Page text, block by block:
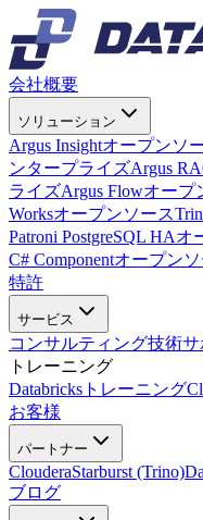
会社概要
ソリューション
Argus Insightオープンソ
ンタープライズArgus
ライズArgus Flowオープ
Worksオープンソース
Patroni PostgreSQL HAオ
C# Componentオープン
特許
サービス
コンサルティング技術サ
トレーニング
Databricksトレーニング
お客様
パートナー
ClouderaStarburst (Trino)
ブログ